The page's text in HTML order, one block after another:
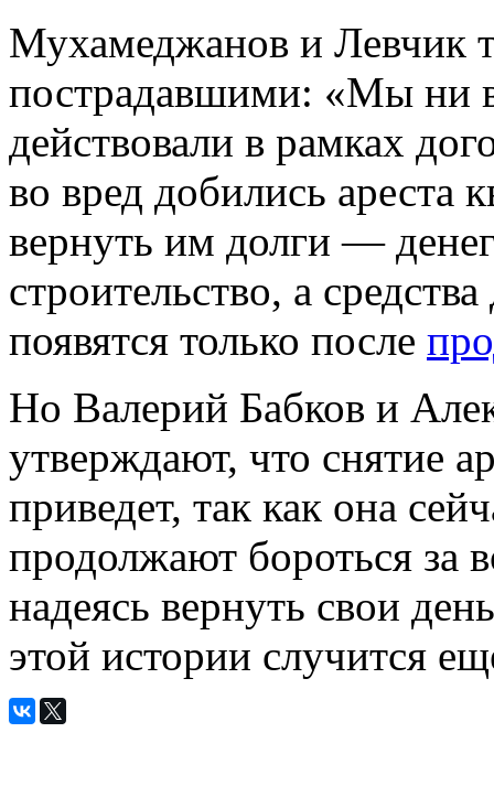
Мухамеджанов и Левчик
пострадавшими: «Мы ни
действовали в рамках
во вред добились
вернуть им долги —
строительство, а
появятся только после
Но Валерий Бабков и
утверждают, что снятие
приведет, так как она
продолжают бороться за
надеясь вернуть свои
этой истории случится